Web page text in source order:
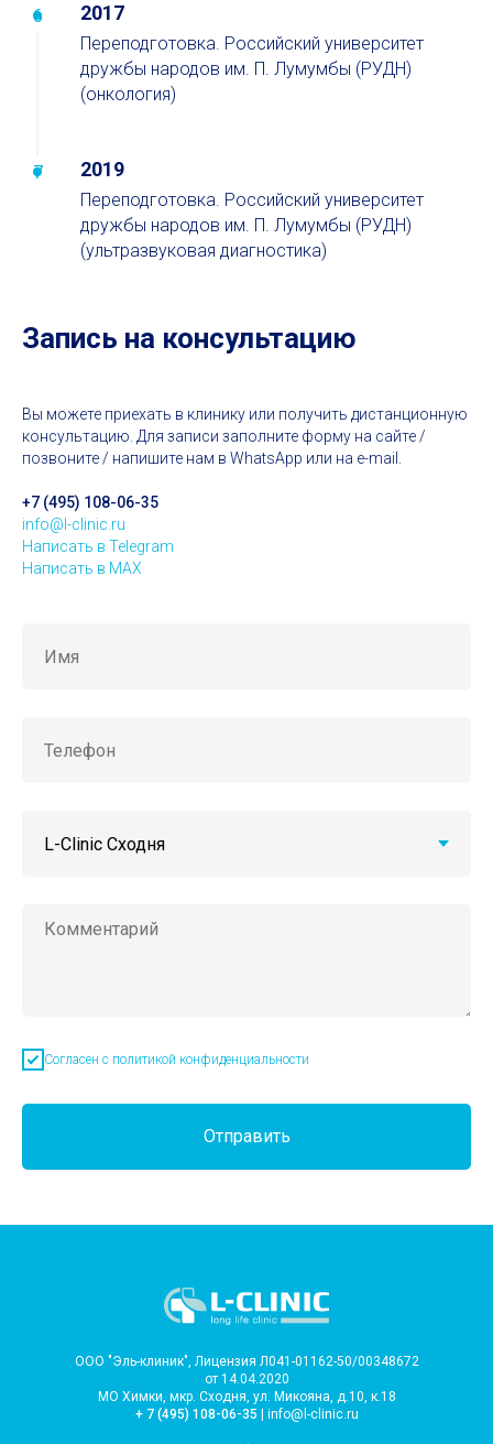
2017
Переподготовка. Российский университет
дружбы народов им. П. Лумумбы (РУДН)
(онкология)
2019
Переподготовка. Российский университет
дружбы народов им. П. Лумумбы (РУДН)
(ультразвуковая диагностика)
Запись на консультацию
Вы можете приехать в клинику или получить дистанционную
консультацию. Для записи заполните форму на сайте /
позвоните / напишите нам в WhatsApp или на e-mail.
+7 (495) 108-06-35
info@l-clinic.ru
Написать в Telegram
Написать в MAX
Согласен с политикой конфиденциальности
Отправить
ООО "Эль-клиник", Лицензия Л041-01162-50/00348672
от 14.04.2020
МО Химки, мкр. Сходня, ул. Микояна, д.10, к.18
+ 7 (495) 108-06-35 | info@l-clinic.ru